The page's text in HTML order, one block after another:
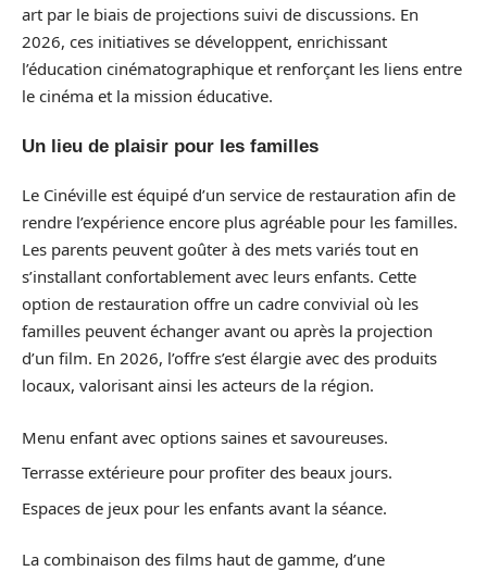
art par le biais de projections suivi de discussions. En
2026, ces initiatives se développent, enrichissant
l’éducation cinématographique et renforçant les liens entre
le cinéma et la mission éducative.
Un lieu de plaisir pour les familles
Le Cinéville est équipé d’un service de restauration afin de
rendre l’expérience encore plus agréable pour les familles.
Les parents peuvent goûter à des mets variés tout en
s’installant confortablement avec leurs enfants. Cette
option de restauration offre un cadre convivial où les
familles peuvent échanger avant ou après la projection
d’un film. En 2026, l’offre s’est élargie avec des produits
locaux, valorisant ainsi les acteurs de la région.
Menu enfant avec options saines et savoureuses.
Terrasse extérieure pour profiter des beaux jours.
Espaces de jeux pour les enfants avant la séance.
La combinaison des films haut de gamme, d’une